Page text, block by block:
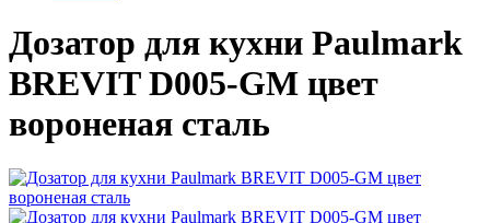
Дозатор для кухни Paulmark
BREVIT D005-GM цвет
вороненая сталь